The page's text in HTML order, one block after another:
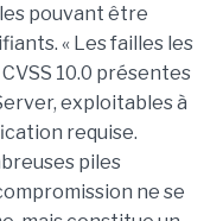
pouvant être
« Les failles les
10.0 présentes
exploitables à
requise.
piles
ne se